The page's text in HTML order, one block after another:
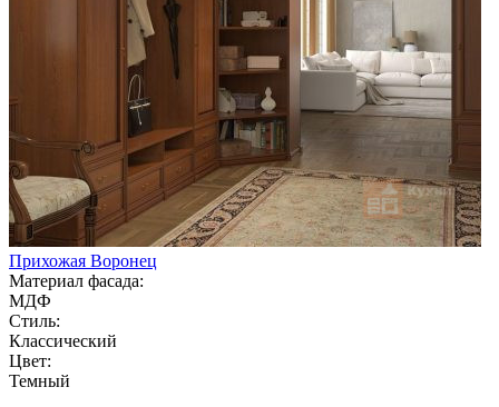
Прихожая Воронец
Материал фасада:
МДФ
Стиль:
Классический
Цвет:
Темный